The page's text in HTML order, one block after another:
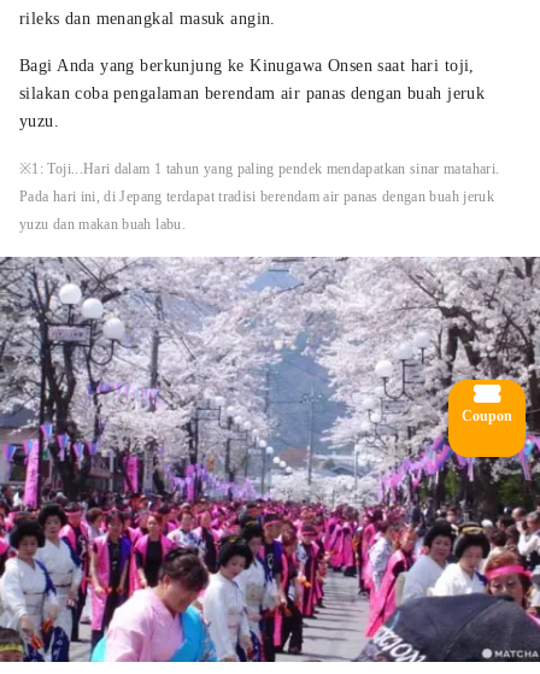
rileks dan menangkal masuk angin.
Bagi Anda yang berkunjung ke Kinugawa Onsen saat hari toji,
silakan coba pengalaman berendam air panas dengan buah jeruk
yuzu.
※1: Toji...Hari dalam 1 tahun yang paling pendek mendapatkan sinar matahari.
Pada hari ini, di Jepang terdapat tradisi berendam air panas dengan buah jeruk
yuzu dan makan buah labu.
Coupon